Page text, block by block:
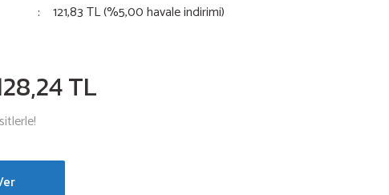
121,83 TL (%5,00 havale indirimi)
TL